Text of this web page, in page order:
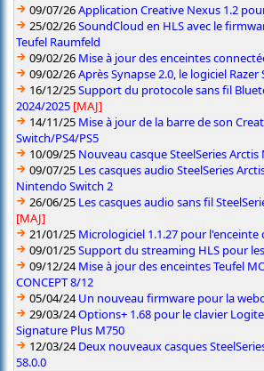
09/07/26Application Creative Nexus 1.2
25/02/26SoundCloud en HLS avec le
Teufel Raumfeld
09/02/26 Mise à jour des enceintes
09/02/26Après Synapse 2.0, le logiciel
16/12/25Support du protocole sans fil
2024/2025 [MAJ]
14/11/25 Mise à jour de la barre de son
Switch/PS4/PS5
10/09/25 Nouveau casque SteelSeries Arctis
09/07/25 Les casques audio SteelSeries
Nintendo Switch 2
26/06/25 Les casques audio sans fil
[MAJ]
21/01/25 Micrologiciel 1.1.27 pour l'enceinte
09/01/25Support du streaming HLS pour
09/12/24Mise à jour des enceintes Teufel
CONCEPT 8/12
05/04/24Un nouveau firmware pour la
29/03/24Options+ 1.68 pour le clavier
Signature Plus M750
12/03/24Deux nouveaux casques
58.0.0